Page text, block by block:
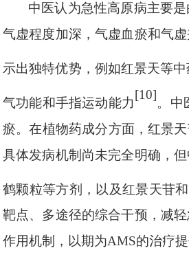
中医认为急性高原病主要
气虚程度加深，气虚血瘀和气
示出独特优势，例如红景天等
气功能和手指运动能力
[10]
。中
瘀。在植物药成分方面，红景
具体发病机制尚未完全明确，
鹤颗粒等方剂，以及红景天苷
靶点、多途径的综合干预，减
作用机制，以期为AMS的治疗